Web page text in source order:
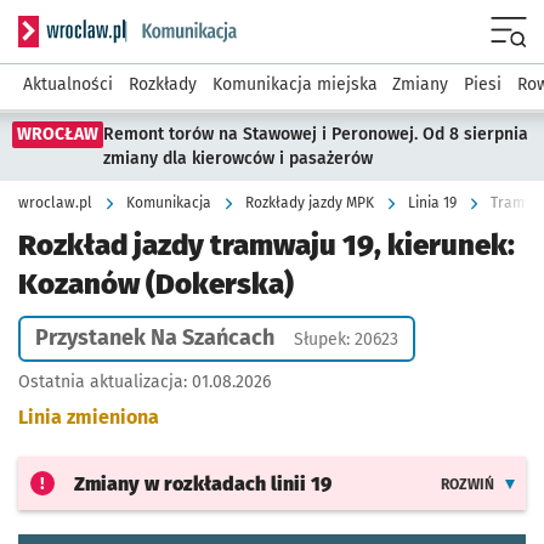
Serwis informacyjny wroclaw.pl podserwis: Komunikacja
Aktualności Rozkłady Komunikacja miejska Zmiany Piesi
WROCŁAW Remont torów na Stawowej i Peronowej. Od 8 sierpnia
zmiany dla kierowców i pasażerów
wroclaw.pl Komunikacja Rozkłady jazdy MPK Linia 19
Rozkład jazdy tramwaju 19, kierunek:
Kozanów (Dokerska)
Przystanek Na Szańcach Słupek: 20623
Ostatnia aktualizacja: 01.08.2026
Linia zmieniona
Zmiany w rozkładach linii 19 ROZWIŃ